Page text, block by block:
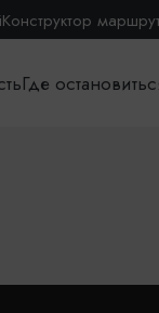
Конструктор
Где